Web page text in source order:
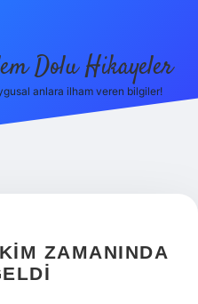
Dolu Hikayeler
anlara ilham veren bilgiler!
ZAMANINDA